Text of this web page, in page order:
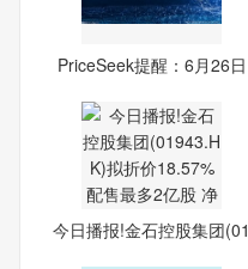
PriceSeek提醒：6月26日
今日播报!金石控股集团(01